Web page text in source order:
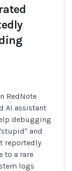
RedNote
AI assistant
debugging
and
reportedly
to a rare
logs